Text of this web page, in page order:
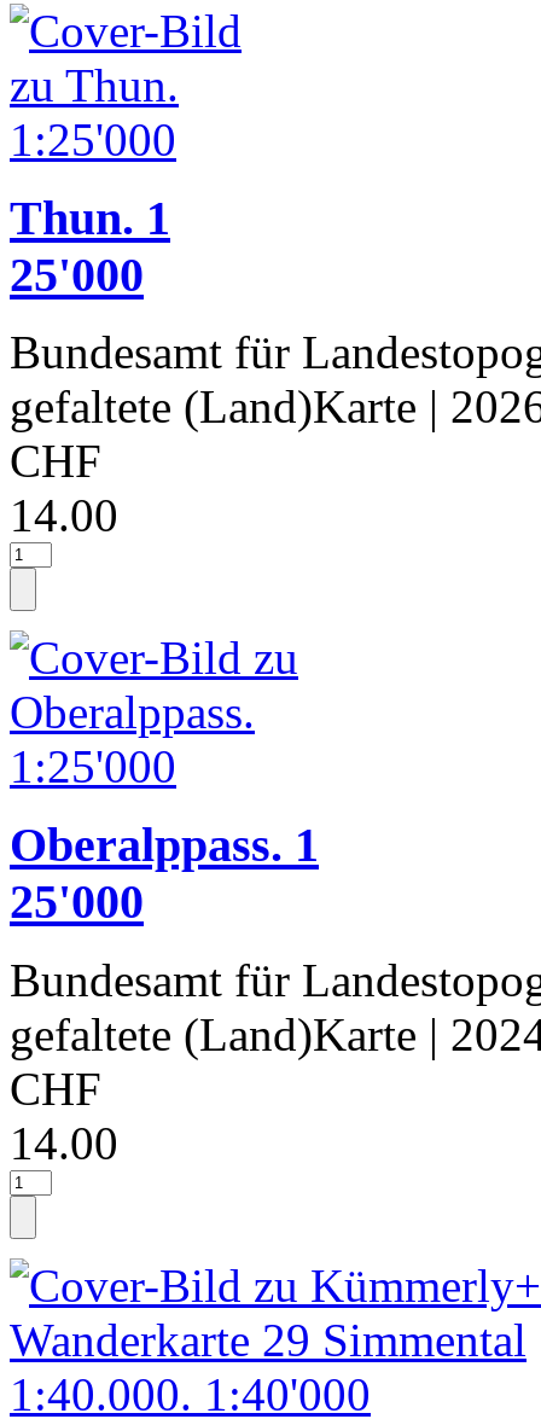
Thun. 1
25'000
Bundesamt für
gefaltete (Land)Karte |
CHF
14.00
Oberalppass. 1
25'000
Bundesamt für
gefaltete (Land)Karte |
CHF
14.00